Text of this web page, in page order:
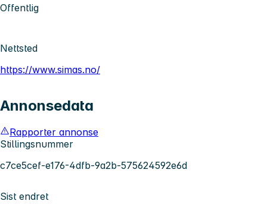
Offentlig
Nettsted
https://www.simas.no/
Annonsedata
Rapporter annonse
Stillingsnummer
c7ce5cef-e176-4dfb-9a2b-575624592e6d
Sist endret